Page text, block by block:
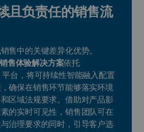
且负责任的销售流
售中的关键差异化优势。
售体验解决方案依托
平台，将可持续性智能融入配置
确保在销售环节能够落实环境
区域法规要求。借助对产品影
的实时可见性，销售团队可在
治理要求的同时，引导客户选